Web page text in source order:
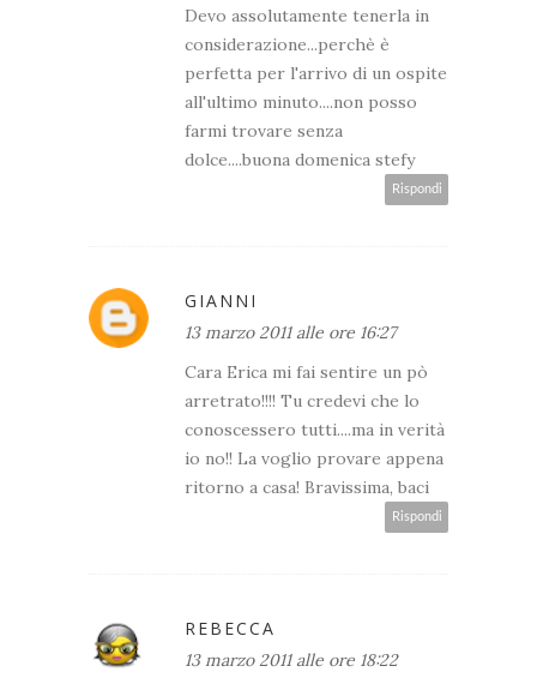
Devo assolutamente tenerla in
considerazione...perchè è
perfetta per l'arrivo di un ospite
all'ultimo minuto....non posso
farmi trovare senza
dolce....buona domenica stefy
Rispondi
GIANNI
13 marzo 2011 alle ore 16:27
Cara Erica mi fai sentire un pò
arretrato!!!! Tu credevi che lo
conoscessero tutti....ma in verità
io no!! La voglio provare appena
ritorno a casa! Bravissima, baci
Rispondi
REBECCA
13 marzo 2011 alle ore 18:22